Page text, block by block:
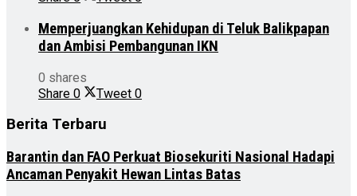
Memperjuangkan Kehidupan di Teluk Balikpapan
dan Ambisi Pembangunan IKN
0 shares
Share 0 Tweet 0
Berita Terbaru
Barantin dan FAO Perkuat Biosekuriti Nasional Hadapi
Ancaman Penyakit Hewan Lintas Batas